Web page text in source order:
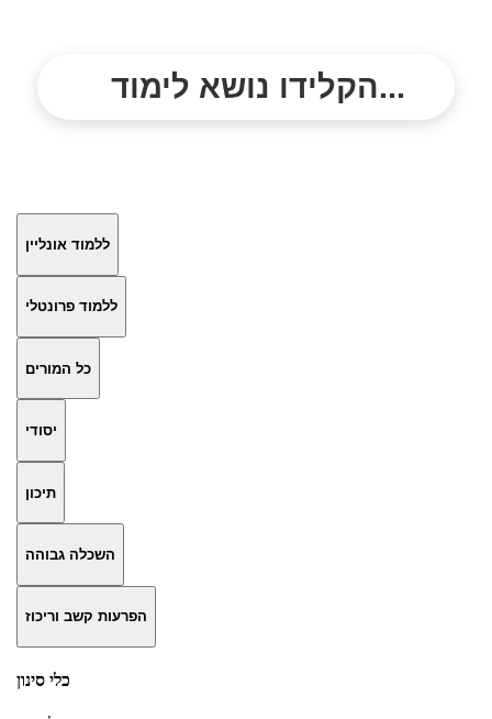
הקלידו נושא לימוד...
ללמוד אונליין
ללמוד פרונטלי
כל המורים
יסודי
תיכון
השכלה גבוהה
הפרעות קשב וריכוז
כלי סינון